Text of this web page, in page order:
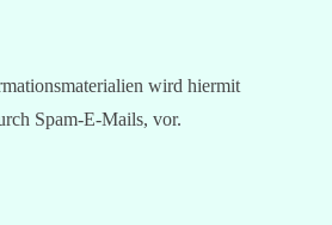
wird hiermit
Spam-E-Mails, vor.